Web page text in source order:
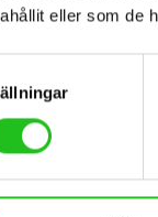
eller som de
hög hållbarhet och
terräng.